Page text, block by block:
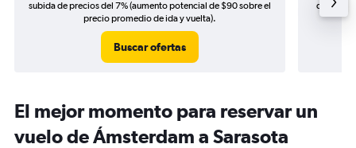
subida de precios del 7% (aumento potencial de $90 sobre el
precio promedio de ida y vuelta).
Buscar ofertas
de
El mejor momento para reservar un
vuelo de Ámsterdam a Sarasota